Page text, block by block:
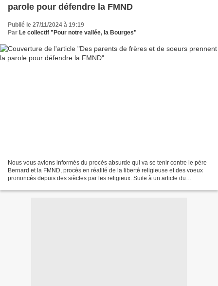
parole pour défendre la FMND
Publié le 27/11/2024 à 19:19
Par Le collectif "Pour notre vallée, la Bourges"
Nous vous avions informés du procès absurde qui va se tenir contre le père
Bernard et la FMND, procès en réalité de la liberté religieuse et des voeux
prononcés depuis des siècles par les religieux. Suite à un article du